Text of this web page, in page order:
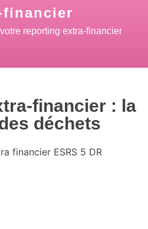
financier
reporting extra-financier
financier : la
déchets